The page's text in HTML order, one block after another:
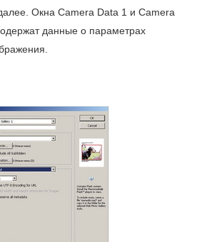
Окна Camera Data 1 и Camera
данные о параметрах